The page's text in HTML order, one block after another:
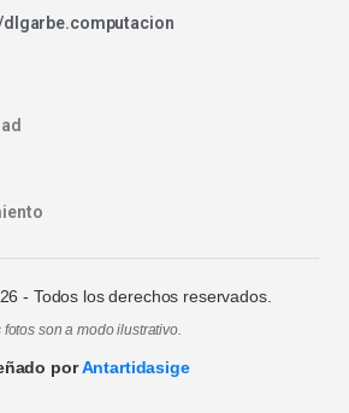
- Todos los derechos reservados.
fotos son a modo ilustrativo.
porAntartidasige